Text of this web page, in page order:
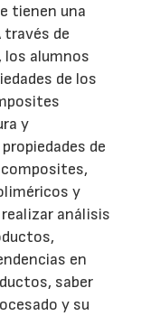
tienen una
través de
los alumnos
de los
y
de
y
análisis
en
saber
y su